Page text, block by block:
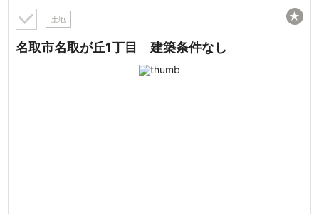
土地
名取市名取が丘1丁目 建築条件なし
★